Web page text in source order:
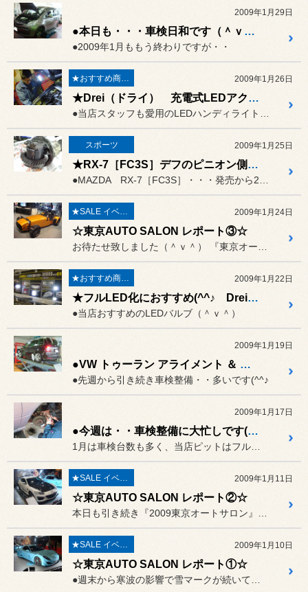
2009年1月29日
●本日も・・・車検日和です（＾ｖ＾）
●2009年1月ももう終わりですが・・
2009年1月26日
★Drei（ドライ） 充電式LEDアクティブライトです☆☆（＾ｖ＾）
スポーツ 2009年1月25日
★RX-7［FC3S］デフのピニオン側ベアリング交換★
2009年1月24日
☆東京AUTO SALON レポート③☆
2009年1月22日
★フルLED化におすすめ(^^♪ Drei（ドライ） LEDバルブ★
●当店おすすめのLEDバルブ（＾ｖ＾）
2009年1月19日
●VW トゥーラン アライメント ＆ ゴルフ Ⅳ 車検納車準備
●先週から引き続き車検整備・・多いです(^^♪
2009年1月17日
●今週は・・車検整備に大忙しです(>_<)
2009年1月11日
☆東京AUTO SALON レポート②☆
2009年1月10日
☆東京AUTO SALON レポート①☆